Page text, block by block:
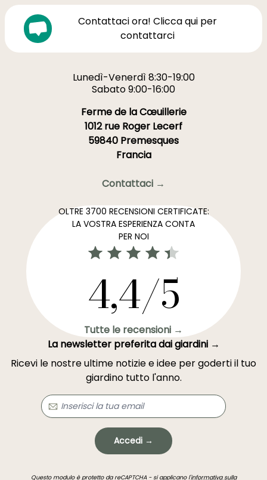
Contattaci ora! Clicca qui per
contattarci
Lunedì-Venerdì 8:30-19:00
Sabato 9:00-16:00
Ferme de la Cœuillerie
1012 rue Roger Lecerf
59840 Premesques
Francia
Contattaci →
OLTRE 3700 RECENSIONI CERTIFICATE:
LA VOSTRA ESPERIENZA CONTA
PER NOI
4,4/5
Tutte le recensioni →
La newsletter preferita dai giardini →
Ricevi le nostre ultime notizie e idee per goderti il tuo
giardino tutto l'anno.
Accedi →
Questo modulo è protetto da reCAPTCHA - si applicano l'informativa sulla